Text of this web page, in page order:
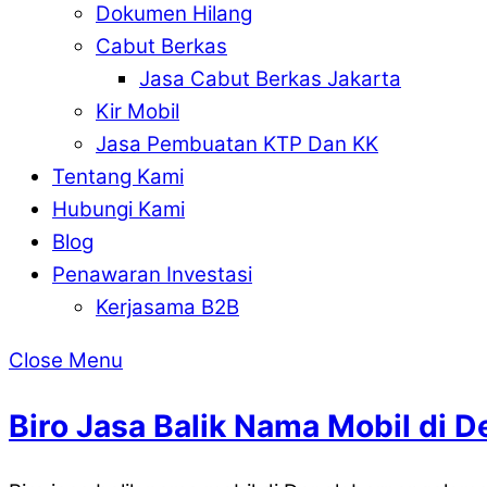
Dokumen Hilang
Cabut Berkas
Jasa Cabut Berkas Jakarta
Kir Mobil
Jasa Pembuatan KTP Dan KK
Tentang Kami
Hubungi Kami
Blog
Penawaran Investasi
Kerjasama B2B
Close Menu
Biro Jasa Balik Nama Mobil di